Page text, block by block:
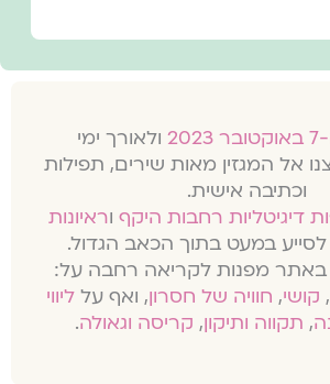
ולאורך ימי
אל המגזין מאות שירים, תפילות
וכתיבה אישית.
דיגיטליות רחבות היקף וראיונות
לסייע במעט בתוך הכאב הגדול.
באתר מפנות לקריאה רחבה על:
, קושי, חוויה של חסרון, ואף על ליווי
, תקווה ותיקון, קריסה וגאולה.